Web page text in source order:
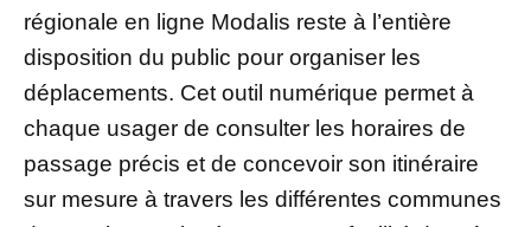
régionale en ligne Modalis reste à l’entière
disposition du public pour organiser les
déplacements. Cet outil numérique permet à
chaque usager de consulter les horaires de
passage précis et de concevoir son itinéraire
sur mesure à travers les différentes communes